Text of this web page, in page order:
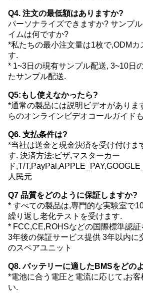
Q4. 注文の最低額はありますか?
パーソナライズできますか? サンプ
イムは何ですか?
*私たちの最小注文量は1枚で,ODM
す.
* 1~3日の現有サンプル配送, 3~10日
たサンプル配送.
Q5:もし使えなかったら?
*通常の製品には説明ビデオがありま
らのオンラインビデオコールガイド
Q6. 支払条件は?
*当社は送金と現金決済を受け付けま
す. 決済方法:ビザ,マスターカー
ド,T/
人民元
Q7 品質をどのように保証しますか?
* すべての製品は,専門的な実験室で
繰り返し老化テストを受けます.
* FCC,CE,ROHSなどの国際標準認証
3年後の保証サービス提供 3年以内に
のスペアユニット
Q8. バッテリーに適したBMSをどの
*電池に合う電圧と電流に応じて,お
い.